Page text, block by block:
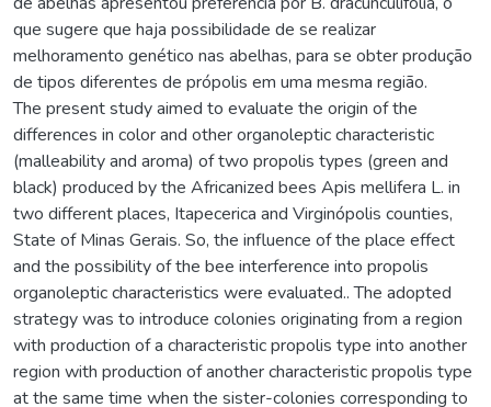
que sugere que haja possibilidade de se realizar
melhoramento genético nas abelhas, para se obter produção
de tipos diferentes de própolis em uma mesma região.
The present study aimed to evaluate the origin of the
differences in color and other organoleptic characteristic
(malleability and aroma) of two propolis types (green and
black) produced by the Africanized bees Apis mellifera L. in
two different places, Itapecerica and Virginópolis counties,
State of Minas Gerais. So, the influence of the place effect
and the possibility of the bee interference into propolis
organoleptic characteristics were evaluated.. The adopted
strategy was to introduce colonies originating from a region
with production of a characteristic propolis type into another
region with production of another characteristic propolis type
at the same time when the sister-colonies corresponding to